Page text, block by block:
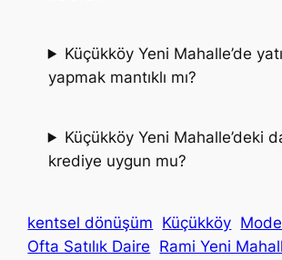
Küçükköy Yeni Mahalle’de
yapmak mantıklı mı?
Küçükköy Yeni Mahalle’deki
krediye uygun mu?
kentsel dönüşüm Küçükköy
Ofta Satılık Daire Rami Yeni